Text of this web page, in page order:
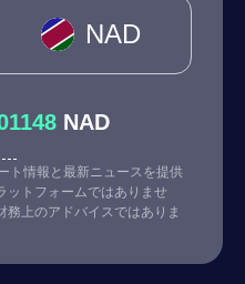
NAD
NAD
ト情報と最新ニュースを提供
ットフォームではありませ
務上のアドバイスではありま